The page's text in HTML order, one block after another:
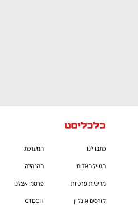
כתבו לנו המערכת
המייל האדום ההנהלה
מדיניות פרטיות פרסמו אצלנו
קורסים אונליין CTECH